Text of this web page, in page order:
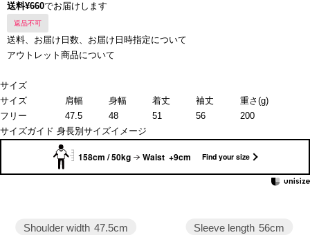
送料¥660でお届けします
返品不可
送料、お届け日数、お届け日時指定について
アウトレット商品について
サイズ
サイズ
肩幅 身幅 着丈 袖丈
重さ(g)
フリー
47.5 48 51 56
200
サイズガイド 身長別サイズイメージ
158cm / 50kg Waist +9cm Find your size
Sleeve length 56cm
Shoulder width 47.5cm